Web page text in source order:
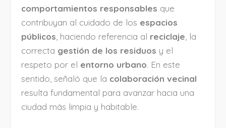
comportamientos responsables que
contribuyan al cuidado de los espacios
públicos , haciendo referencia al reciclaje , la
correcta gestión de los residuos y el
respeto por el entorno urbano. En este
sentido, señaló que la colaboración vecinal
resulta fundamental para avanzar hacia una
ciudad más limpia y habitable.